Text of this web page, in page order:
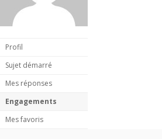
Profil
Sujet démarré
Mes réponses
Engagements
Mes favoris